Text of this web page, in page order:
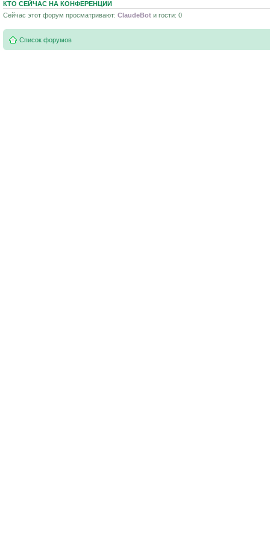
КТО СЕЙЧАС НА КОНФЕРЕНЦИИ
Сейчас этот форум просматривают: ClaudeBot и гости: 0
Список форумов